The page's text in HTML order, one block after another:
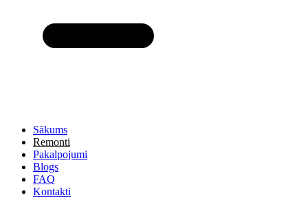
Sākums
Remonti
Pakalpojumi
Blogs
FAQ
Kontakti